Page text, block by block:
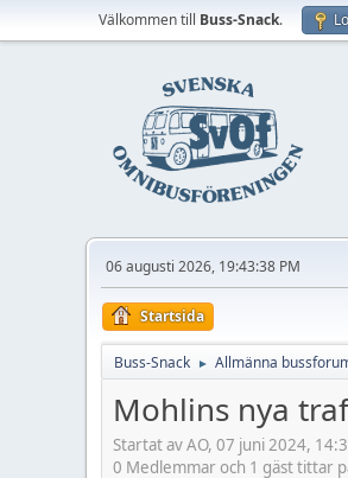
Välkommen till Buss-Snack.
06 augusti 2026, 19:43:38 PM
Startsida
Buss-Snack ► Allmänna
Mohlins nya
Startat av AO, 07 juni 2024,
0 Medlemmar och 1 gäst tittar